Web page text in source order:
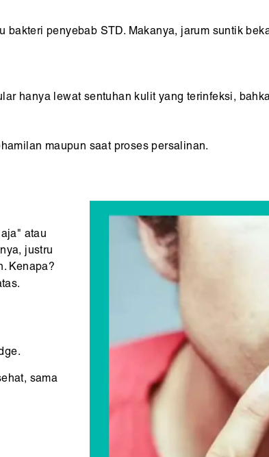
bakteri penyebab STD. Makanya, jarum suntik
hanya lewat sentuhan kulit yang terinfeksi,
maupun saat proses persalinan.
atau
justru
Kenapa?
sama